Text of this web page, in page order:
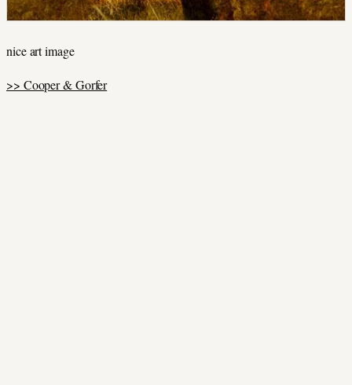
nice art image
>> Cooper & Gorfer